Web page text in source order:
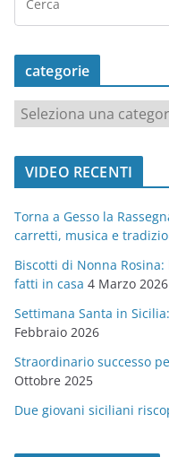
categorie
a
t
o
r
i
e
VIDEO RECENTI
Torna a Gesso la
carretti, musica e
Biscotti di Nonna
fatti in casa 4 Marzo 2026
Settimana Santa in
Febbraio 2026
Straordinario successo
Ottobre 2025
Due giovani siciliani